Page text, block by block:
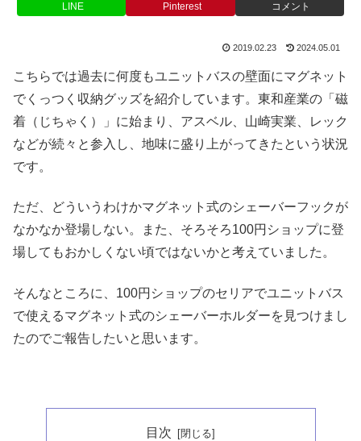
LINE Pinterest コメント
2019.02.23 2024.05.01
こちらでは過去に何度もユニットバスの壁面にマグネット
でくっつく収納グッズを紹介しています。東和産業の「磁
着（じちゃく）」に始まり、アスベル、山崎実業、レック
などが続々と参入し、地味に盛り上がってきたという状況
です。
ただ、どういうわけかマグネット式のシェーバーフックが
なかなか登場しない。また、そろそろ100円ショップに登
場してもおかしくない頃ではないかと考えていました。
そんなところに、100円ショップのセリアでユニットバス
で使えるマグネット式のシェーバーホルダーを見つけまし
たのでご報告したいと思います。
目次